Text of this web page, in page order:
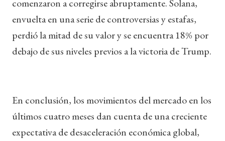
comenzaron a corregirse abruptamente. Solana,
envuelta en una serie de controversias y estafas,
perdió la mitad de su valor y se encuentra 18% por
debajo de sus niveles previos a la victoria de Trump.
En conclusión, los movimientos del mercado en los
últimos cuatro meses dan cuenta de una creciente
expectativa de desaceleración económica global,